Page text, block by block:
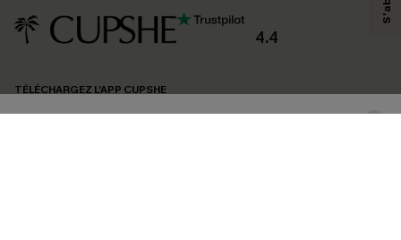
4.4
TÉLÉCHARGEZ L’APP CUPSHE
produits susceptibles de vous intéresser, conformément à notre
Politique de
confidentialité
. Vous pouvez vous désabonner à tout moment.